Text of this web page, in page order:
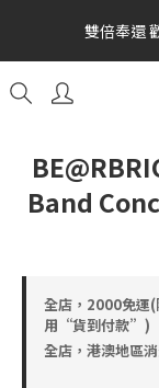
雙倍奉還
雙倍奉還
全館消費滿額
金幣
雙倍奉
Band
全店，2000免運
用“貨到付款”)
全店，港澳地區